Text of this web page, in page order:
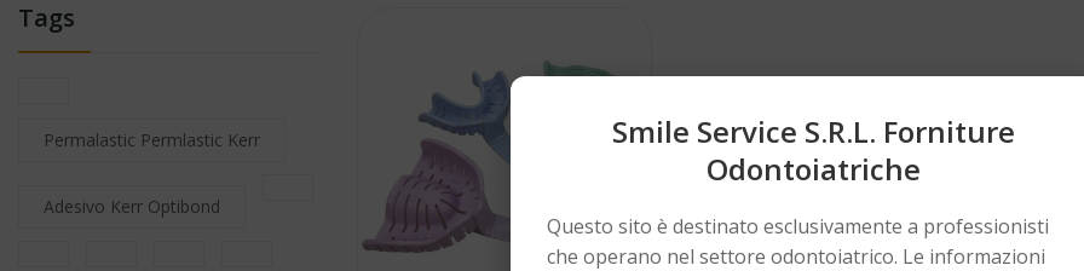
Tags
Permalastic Permlastic Kerr
Adesivo Kerr Optibond
Smile Service S.r.l. Forniture
Odontoiatriche
Questo sito è destinato esclusivamente a professionisti
che operano nel settore odontoiatrico. Le informazioni